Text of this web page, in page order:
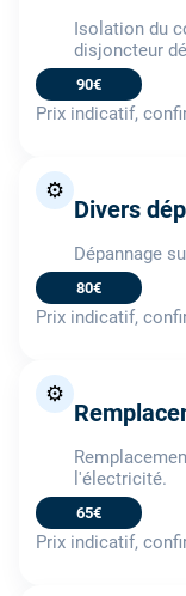
Isolation du
disjoncteur
90€
Prix indicatif,
⚙️
Divers
Dépannage
80€
Prix indicatif,
⚙️
l'électricité.
65€
Prix indicatif,